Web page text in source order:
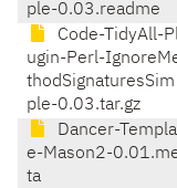
ple-0.03.readme
Code-TidyAll-
ugin-Perl-
thodSignaturesSim
ple-0.03.tar.gz
Dancer-
e-Mason2-
ta